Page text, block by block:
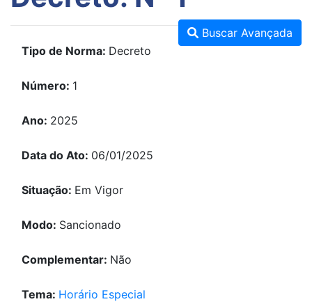
Buscar Avançada
Tipo de Norma: Decreto
Número: 1
Ano: 2025
Data do Ato: 06/01/2025
Situação: Em Vigor
Modo: Sancionado
Complementar: Não
Tema: Horário Especial